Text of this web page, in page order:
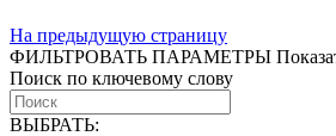
На предыдущую страницу
ФИЛЬТРОВАТЬ ПАРАМЕТРЫ
Поиск по ключевому слову
ВЫБРАТЬ: